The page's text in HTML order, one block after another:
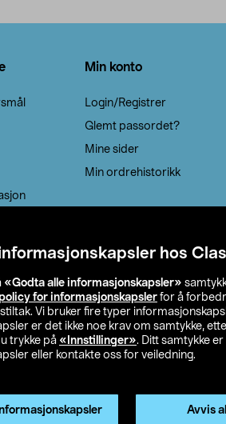
hos
«Godta alle informasjonskapsler»
for informasjonskapsler for å
Vi bruker fire typer
er det ikke noe krav om samtykke,
trykke på «Innstillinger». Ditt samtykke
eller kontakte oss for veiledning.
Avvis
Min konto
Login/Registrer
Glemt passordet?
Mine sider
Min ordrehistorikk